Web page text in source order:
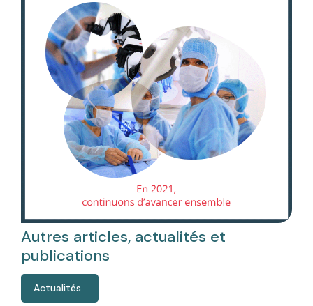
Autres articles, actualités et
publications
Actualités